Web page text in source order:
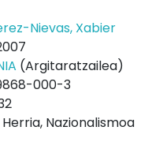
Nievas, Xabier
(Argitaratzailea)
000-3
Herria, Nazionalismoa